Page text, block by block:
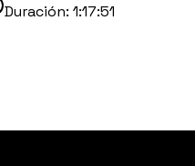
Duración: 1:17:51